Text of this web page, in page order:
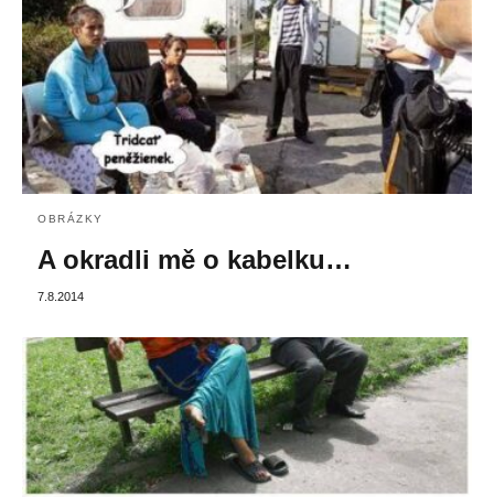
OBRÁZKY
A okradli mě o kabelku…
7.8.2014